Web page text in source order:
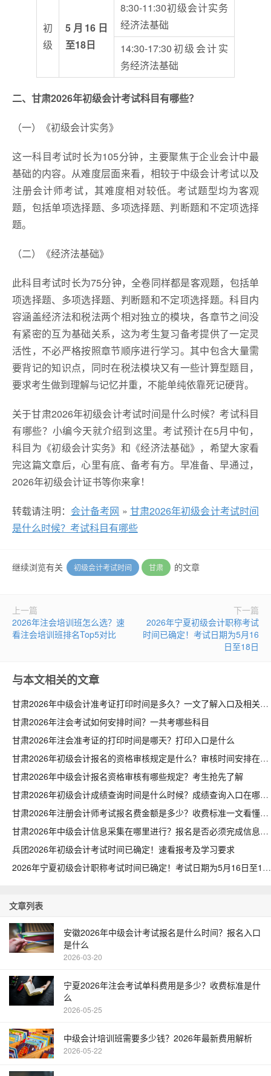
初
级
5月16日
至18日
8:30-11:30初级会计实务
经济法基础
14:30-17:30初级会计实
务经济法基础
二、甘肃2026年初级会计考试科目有哪些？
（一）《初级会计实务》
这一科目考试时长为105分钟，主要聚焦于企业会计中最
基础的内容。从难度层面来看，相较于中级会计考试以及
注册会计师考试，其难度相对较低。考试题型均为客观
题，包括单项选择题、多项选择题、判断题和不定项选择
题。
（二）《经济法基础》
此科目考试时长为75分钟，全卷同样都是客观题，包括单
项选择题、多项选择题、判断题和不定项选择题。科目内
容涵盖经济法和税法两个相对独立的模块，各章节之间没
有紧密的互为基础关系，这为考生复习备考提供了一定灵
活性，不必严格按照章节顺序进行学习。其中包含大量需
要背记的知识点，同时在税法模块又有一些计算型题目，
要求考生做到理解与记忆并重，不能单纯依靠死记硬背。
关于甘肃2026年初级会计考试时间是什么时候？考试科目
有哪些？小编今天就介绍到这里。考试预计在5月中旬，
科目为《初级会计实务》和《经济法基础》，希望大家看
完这篇文章后，心里有底、备考有方。早准备、早通过，
2026年初级会计证书等你来拿！
转载请注明： 会计备考网 » 甘肃2026年初级会计考试时间
是什么时候？考试科目有哪些
继续浏览有关 初级会计考试时间 甘肃 的文章
上一篇
2026年注会培训班怎么选？速
看注会培训班排名Top5对比
下一篇
2026年宁夏初级会计职称考试
时间已确定！考试日期为5月16
日至18日
与本文相关的文章
甘肃2026年中级会计准考证打印时间是多久？一文了解入口及相关流程
甘肃2026年注会考试如何安排时间？一共考哪些科目
甘肃2026年注会准考证的打印时间是哪天？打印入口是什么
甘肃2026年初级会计报名的资格审核规定是什么？审核时间安排在何时
甘肃2026年中级会计报名资格审核有哪些规定？考生抢先了解
甘肃2026年初级会计成绩查询时间是什么时候？成绩查询入口在哪里
甘肃2026年注册会计师考试报名费金额是多少？收费标准一文看懂
甘肃2026年中级会计信息采集在哪里进行？报名是否必须完成信息采集
兵团2026年初级会计考试时间已确定！速看报考及学习要求
2026年宁夏初级会计职称考试时间已确定！考试日期为5月16日至18日
文章列表
安徽2026年中级会计考试报名是什么时间？报名入口
是什么
2026-03-20
宁夏2026年注会考试单科费用是多少？收费标准是什
么
2026-05-25
中级会计培训班需要多少钱？2026年最新费用解析
2026-05-22